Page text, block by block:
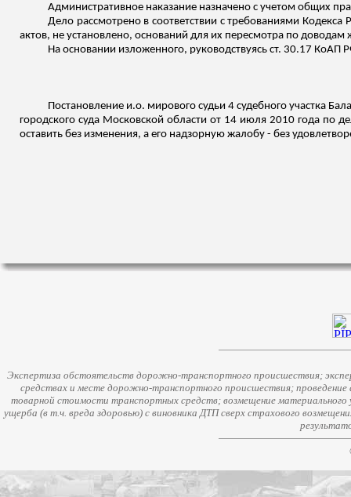
Административное наказание назначено с учетом общих
Дело рассмотрено в соответствии с требованиями
актов, не установлено, оснований для их пересмотра по
На основании изложенного, руководствуясь ст. 30.17 КоАП
Постановление и.о. мирового судьи 4 судебного участка
городского суда Московской области от 14 июля 2010 года
оставить без изменения, а его надзорную жалобу - без
Экспертиза обстоятельств дорожно-транспортного происшествия;
средствах и месте дорожно-транспортного происшествия;
товарной стоимости транспортных средств; возмещение
ущерба (в т.ч. вреда здоровью) с виновника ДТП сверх страхового